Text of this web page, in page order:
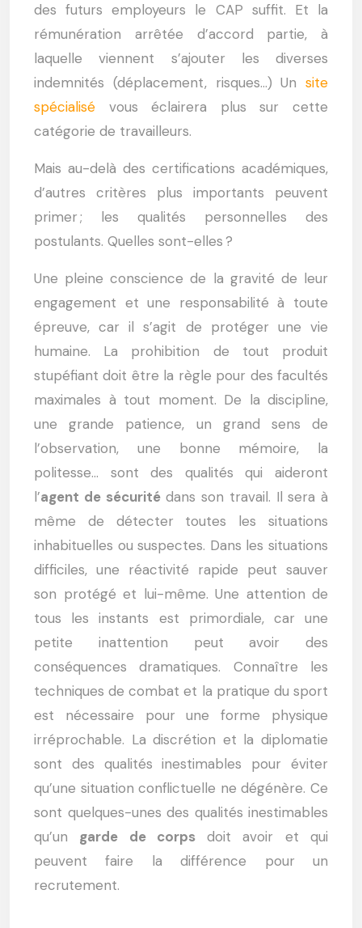
des futurs employeurs le CAP suffit. Et la
rémunération arrêtée d’accord partie, à
laquelle viennent s’ajouter les diverses
indemnités (déplacement, risques…) Un site
spécialisé vous éclairera plus sur cette
catégorie de travailleurs.
Mais au-delà des certifications académiques,
d’autres critères plus importants peuvent
primer ; les qualités personnelles des
postulants. Quelles sont-elles ?
Une pleine conscience de la gravité de leur
engagement et une responsabilité à toute
épreuve, car il s’agit de protéger une vie
humaine. La prohibition de tout produit
stupéfiant doit être la règle pour des facultés
maximales à tout moment. De la discipline,
une grande patience, un grand sens de
l’observation, une bonne mémoire, la
politesse… sont des qualités qui aideront
l’agent de sécuritédans son travail. Il sera à
même de détecter toutes les situations
inhabituelles ou suspectes. Dans les situations
difficiles, une réactivité rapide peut sauver
son protégé et lui-même. Une attention de
tous les instants est primordiale, car une
petite inattention peut avoir des
conséquences dramatiques. Connaître les
techniques de combat et la pratique du sport
est nécessaire pour une forme physique
irréprochable. La discrétion et la diplomatie
sont des qualités inestimables pour éviter
qu’une situation conflictuelle ne dégénère. Ce
sont quelques-unes des qualités inestimables
qu’un garde de corpsdoit avoir et qui
peuvent faire la différence pour un
recrutement.